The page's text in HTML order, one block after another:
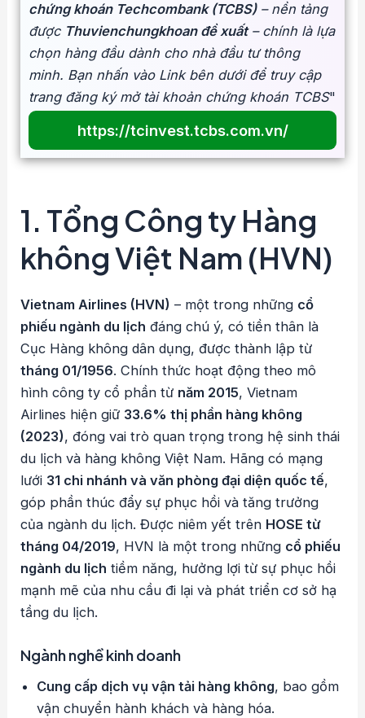
chứng khoán Techcombank (TCBS)– nền tảng
được Thuvienchungkhoan đề xuất– chính là lựa
chọn hàng đầu dành cho nhà đầu tư thông
minh. Bạn nhấn vào Link bên dưới để truy cập
trang đăng ký mở tài khoản chứng khoán TCBS"
https://tcinvest.tcbs.com.vn/
1. Tổng Công ty Hàng
không Việt Nam (HVN)
Vietnam Airlines (HVN) – một trong những cổ
phiếu ngành du lịch đáng chú ý, có tiền thân là
Cục Hàng không dân dụng, được thành lập từ
tháng 01/1956. Chính thức hoạt động theo mô
hình công ty cổ phần từ năm 2015, Vietnam
Airlines hiện giữ 33.6% thị phần hàng không
(2023), đóng vai trò quan trọng trong hệ sinh thái
du lịch và hàng không Việt Nam. Hãng có mạng
lưới 31 chi nhánh và văn phòng đại diện quốc tế,
góp phần thúc đẩy sự phục hồi và tăng trưởng
của ngành du lịch. Được niêm yết trên HOSE từ
tháng 04/2019, HVN là một trong những cổ phiếu
ngành du lịch tiềm năng, hưởng lợi từ sự phục hồi
mạnh mẽ của nhu cầu đi lại và phát triển cơ sở hạ
tầng du lịch.
Ngành nghề kinh doanh
Cung cấp dịch vụ vận tải hàng không, bao gồm
vận chuyển hành khách và hàng hóa.